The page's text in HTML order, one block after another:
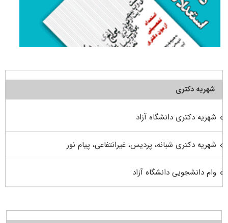
شهریه دکتری
شهریه دکتری دانشگاه آزاد
شهریه دکتری شبانه، پردیس، غیرانتفاعی، پیام نور
وام دانشجویی دانشگاه آزاد